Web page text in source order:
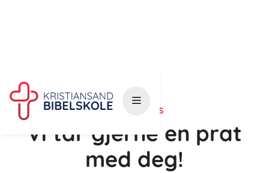

KONTAKT OSS
Vi tar gjerne en prat
med deg!